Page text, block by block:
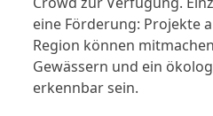
eine Förderung: Projekte
Region können
Gewässern und ein
erkennbar sein.